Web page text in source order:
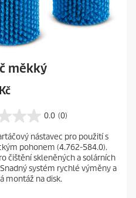
měkký
0.0 (0)
nástavec pro použití s
pohonem (4.762-584.0).
čištění skleněných a solárních
systém rychlé výměny a
montáž na disk.